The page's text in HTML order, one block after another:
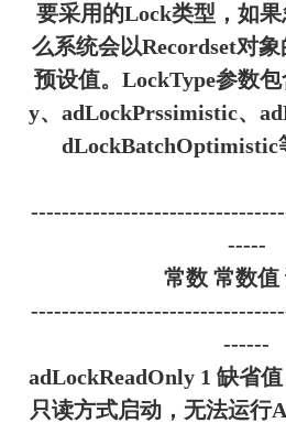
要采用的Lock类型，如
么系统会以Recordset对
预设值。LockType参数
y、adLockPrssimistic、
dLockBatchOptimistic
-----
常数 常数值
------
adLockReadOnly 1 缺省
只读方式启动，无法运行